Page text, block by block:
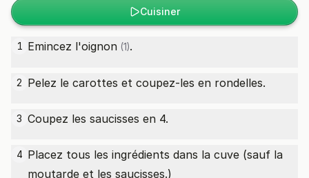
Cuisiner
1 Emincez l'oignon (1).
2 Pelez le carottes et coupez-les en rondelles.
3 Coupez les saucisses en 4.
4 Placez tous les ingrédients dans la cuve (sauf la
moutarde et les saucisses.)